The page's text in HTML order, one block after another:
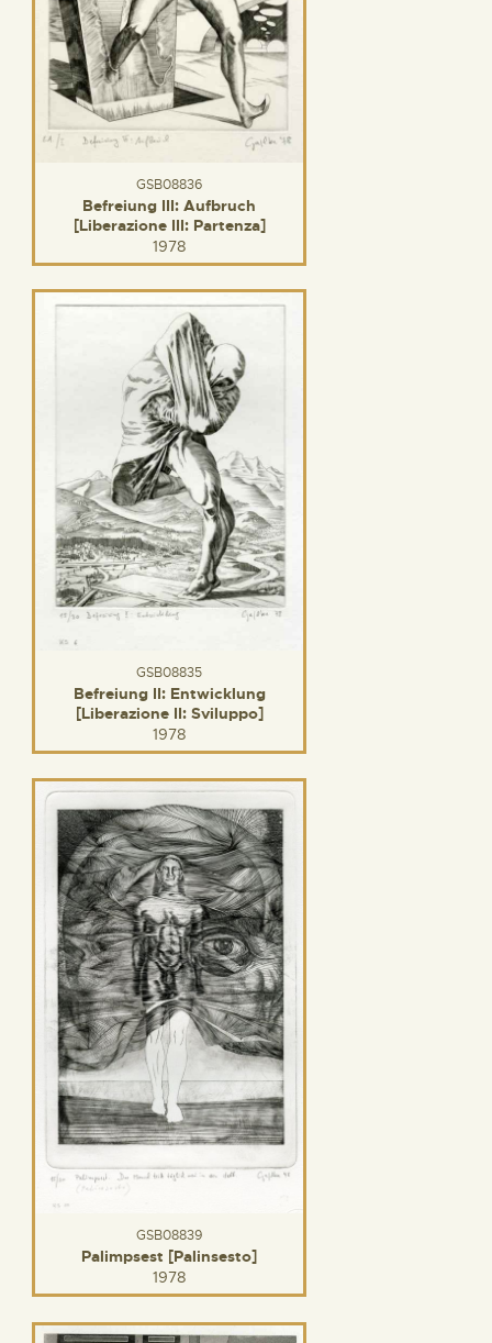
GSB08836
Befreiung III: Aufbruch
[Liberazione III: Partenza]
1978
GSB08835
Befreiung II: Entwicklung
[Liberazione II: Sviluppo]
1978
GSB08839
Palimpsest [Palinsesto]
1978